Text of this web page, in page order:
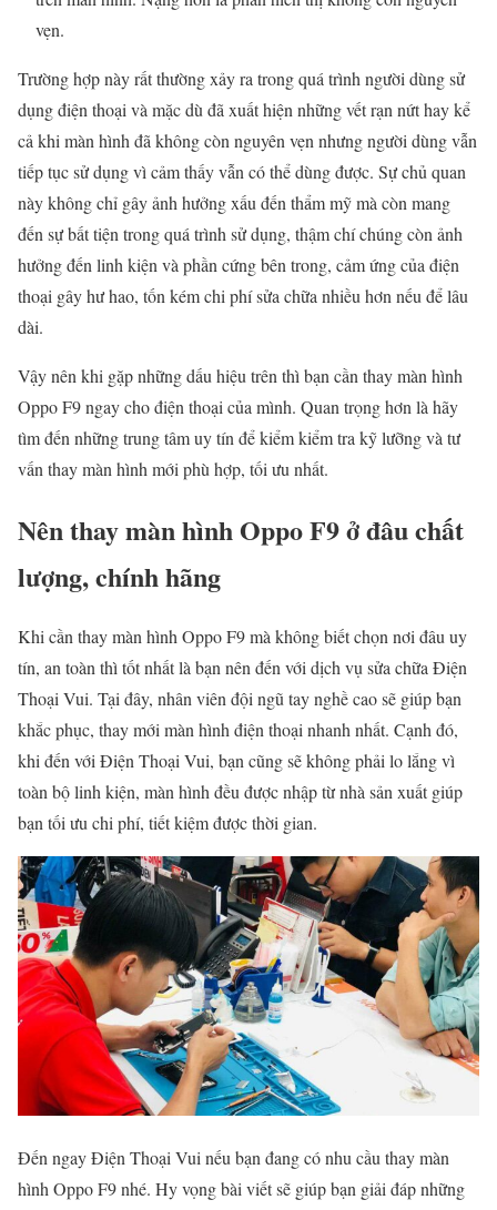
vẹn.
Trường hợp này rất thường xảy ra trong quá trình người dùng sử
dụng điện thoại và mặc dù đã xuất hiện những vết rạn nứt hay kể
cả khi màn hình đã không còn nguyên vẹn nhưng người dùng vẫn
tiếp tục sử dụng vì cảm thấy vẫn có thể dùng được. Sự chủ quan
này không chỉ gây ảnh hưởng xấu đến thẩm mỹ mà còn mang
đến sự bất tiện trong quá trình sử dụng, thậm chí chúng còn ảnh
hưởng đến linh kiện và phần cứng bên trong, cảm ứng của điện
thoại gây hư hao, tốn kém chi phí sửa chữa nhiều hơn nếu để lâu
dài.
Vậy nên khi gặp những dấu hiệu trên thì bạn cần thay màn hình
Oppo F9 ngay cho điện thoại của mình. Quan trọng hơn là hãy
tìm đến những trung tâm uy tín để kiểm kiểm tra kỹ lưỡng và tư
vấn thay màn hình mới phù hợp, tối ưu nhất.
Nên thay màn hình Oppo F9 ở đâu chất
lượng, chính hãng
Khi cần thay màn hình Oppo F9 mà không biết chọn nơi đâu uy
tín, an toàn thì tốt nhất là bạn nên đến với dịch vụ sửa chữa Điện
Thoại Vui. Tại đây, nhân viên đội ngũ tay nghề cao sẽ giúp bạn
khắc phục, thay mới màn hình điện thoại nhanh nhất. Cạnh đó,
khi đến với Điện Thoại Vui, bạn cũng sẽ không phải lo lắng vì
toàn bộ linh kiện, màn hình đều được nhập từ nhà sản xuất giúp
bạn tối ưu chi phí, tiết kiệm được thời gian.
Đến ngay Điện Thoại Vui nếu bạn đang có nhu cầu thay màn
hình Oppo F9 nhé. Hy vọng bài viết sẽ giúp bạn giải đáp những